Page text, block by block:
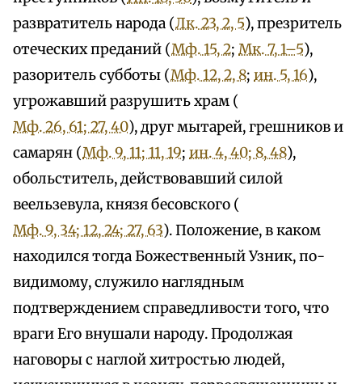
развратитель народа (Лк. 23, 2, 5), презритель
отеческих преданий (Мф. 15, 2; Мк. 7, 1–5),
разоритель субботы (Мф. 12, 2, 8; ин. 5, 16),
угрожавший разрушить храм (
Мф. 26, 61; 27, 40), друг мытарей, грешников и
самарян (Мф. 9, 11; 11, 19; ин. 4, 40; 8, 48),
обольститель, действовавший силой
веельзевула, князя бесовского (
Мф. 9, 34; 12, 24; 27, 63). Положение, в каком
находился тогда Божественный Узник, по-
видимому, служило наглядным
подтверждением справедливости того, что
враги Его внушали народу. Продолжая
наговоры с наглой хитростью людей,